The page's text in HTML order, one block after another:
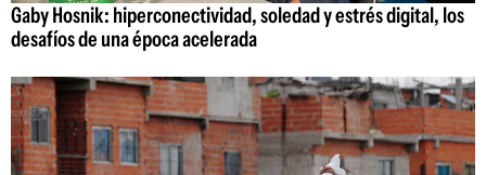
Gaby Hosnik: hiperconectividad, soledad y estrés digital, los
desafíos de una época acelerada